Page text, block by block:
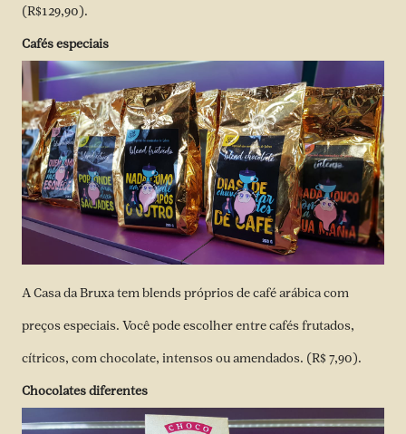
(R$129,90).
Cafés especiais
A Casa da Bruxa tem blends próprios de café arábica com
preços especiais. Você pode escolher entre cafés frutados,
cítricos, com chocolate, intensos ou amendados. (R$ 7,90).
Chocolates diferentes